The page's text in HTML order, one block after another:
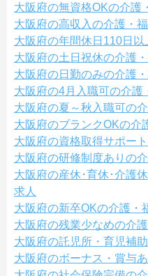
大阪府の無資格OKの介護
大阪府の高収入の介護・
大阪府の年間休日110日以
大阪府の土日祝休の介護
大阪府の日勤のみの介護
大阪府の4月入職可の介護
大阪府の夏～秋入職可の
大阪府のブランクOKの介
大阪府の資格取得サポー
大阪府の研修制度ありの
大阪府の産休･育休･介護
求人
大阪府の新卒OKの介護・
大阪府の残業少なめの介
大阪府の託児所・育児補
大阪府のボーナス・賞与